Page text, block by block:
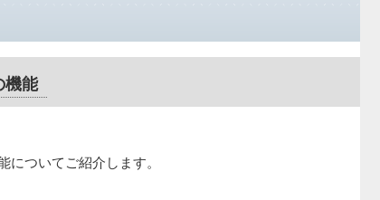
機能
についてご紹介します。